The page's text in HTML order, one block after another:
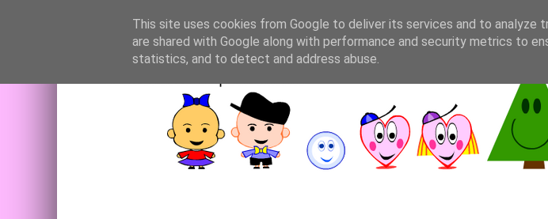
This site uses cookies from Google to deliver its services and to analyze
are shared with Google along with performance and security metrics to
statistics, and to detect and address abuse.